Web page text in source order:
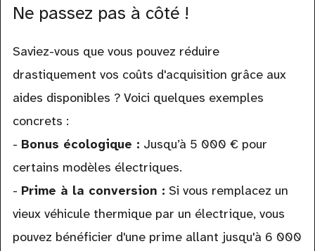
Ne passez pas à côté !
Saviez-vous que vous pouvez réduire
drastiquement vos coûts d'acquisition grâce aux
aides disponibles ? Voici quelques exemples
concrets :
- Bonus écologique : Jusqu’à 5 000 € pour
certains modèles électriques.
- Prime à la conversion : Si vous remplacez un
vieux véhicule thermique par un électrique, vous
pouvez bénéficier d'une prime allant jusqu'à 6 000